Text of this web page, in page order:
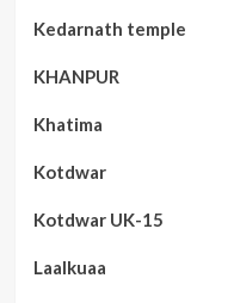
Kedarnath temple
KHANPUR
Khatima
Kotdwar
Kotdwar UK-15
Laalkuaa